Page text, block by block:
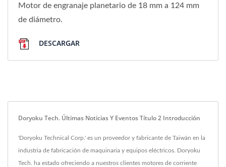
Motor de engranaje planetario de 18 mm a 124 mm
de diámetro.
DESCARGAR
Doryoku Tech. Últimas Noticias Y Eventos Título 2 Introducción
'Doryoku Technical Corp.' es un proveedor y fabricante de Taiwán en la
industria de fabricación de maquinaria y equipos eléctricos. Doryoku
Tech. ha estado ofreciendo a nuestros clientes motores de corriente